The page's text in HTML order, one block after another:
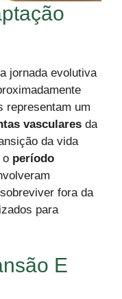
jornada evolutiva
representam um
vasculares da
da vida
o período
fora da
para
E